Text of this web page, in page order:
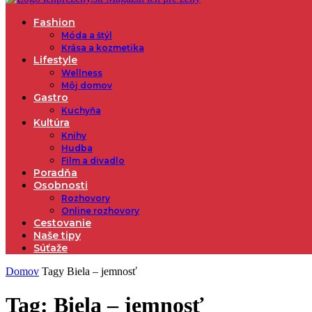
Fashion
Móda a štýl
Krása a kozmetika
Lifestyle
Wellness
Môj domov
Gastro
Kuchyňa
Kultúra
Knihy
Hudba
Film a divadlo
Poradňa
Osobnosti
Rozhovory
Online rozhovory
Cestovanie
Naše tipy
Súťaže
Domov Tagy Biela – jemnosť
Tag: Biela – jemnosť